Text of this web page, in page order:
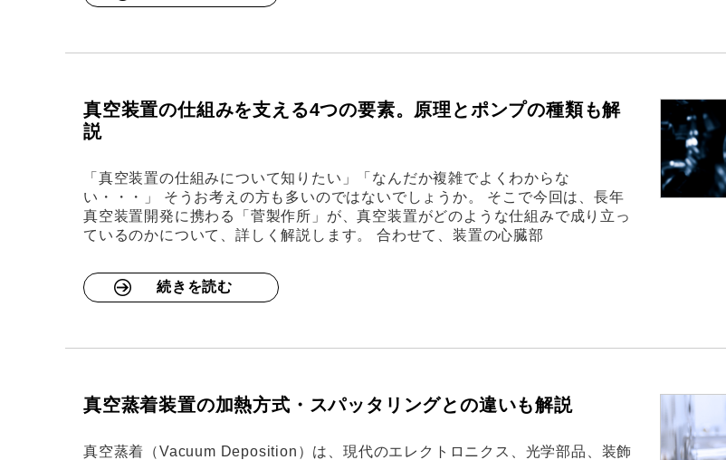
真空装置の仕組みを支える4つの要素。原理とポンプの種類も解
説
「真空装置の仕組みについて知りたい」「なんだか複雑でよくわからな
い・・・」 そうお考えの方も多いのではないでしょうか。 そこで今回は、長年
真空装置開発に携わる「菅製作所」が、真空装置がどのような仕組みで成り立っ
ているのかについて、詳しく解説します。 合わせて、装置の心臓部
続きを読む
真空蒸着装置の加熱方式・スパッタリングとの違いも解説
真空蒸着（Vacuum Deposition）は、現代のエレクトロニクス、光学部品、装飾